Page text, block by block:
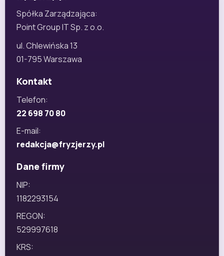
Spółka Zarządzająca:
Point Group IT Sp. z o.o.
ul. Chlewińska 13
01-795 Warszawa
Kontakt
Telefon:
22 698 70 80
E-mail:
redakcja@fryzjerzy.pl
Dane firmy
NIP:
1182293154
REGON:
529997618
KRS: